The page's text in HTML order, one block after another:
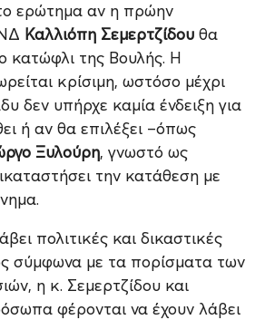
ερώτημα αν η πρώην
Καλλιόπη Σεμερτζίδουθα
κατώφλι της Βουλής. Η
κρίσιμη, ωστόσο μέχρι
δεν υπήρχε καμία ένδειξη για
ή αν θα επιλέξει –όπως
Ξυλούρη, γνωστό ως
την κατάθεση με
πολιτικές και δικαστικές
σύμφωνα με τα πορίσματα των
η κ. Σεμερτζίδου και
φέρονται να έχουν λάβει